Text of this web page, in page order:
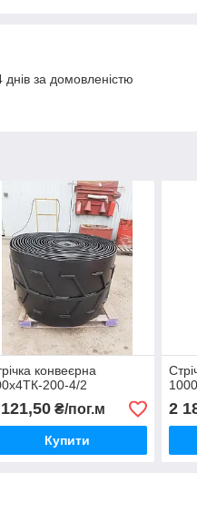
за домовленістю
конвеєрна
200-4/2
₴/пог.м
Купити
2